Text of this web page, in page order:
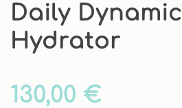
Daily Dynamic
Hydrator
130,00 €